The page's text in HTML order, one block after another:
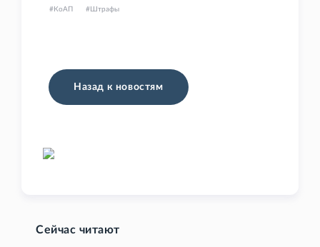
КоАП Штрафы
Назад к новостям
Сейчас читают